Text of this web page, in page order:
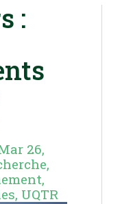
:
26,
,
,
, UQTR